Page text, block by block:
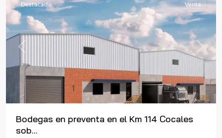
Previous Next
Destacado Venta
Bodegas en preventa en el Km 114 Cocales
sob...